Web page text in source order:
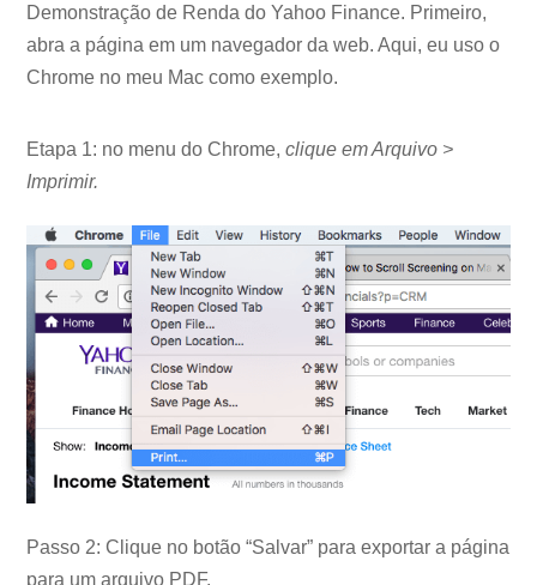
Demonstração de Renda do Yahoo Finance. Primeiro,
abra a página em um navegador da web. Aqui, eu uso o
Chrome no meu Mac como exemplo.
Etapa 1: no menu do Chrome,clique em Arquivo >
Imprimir.
Passo 2: Clique no botão “Salvar” para exportar a página
para um arquivo PDF.